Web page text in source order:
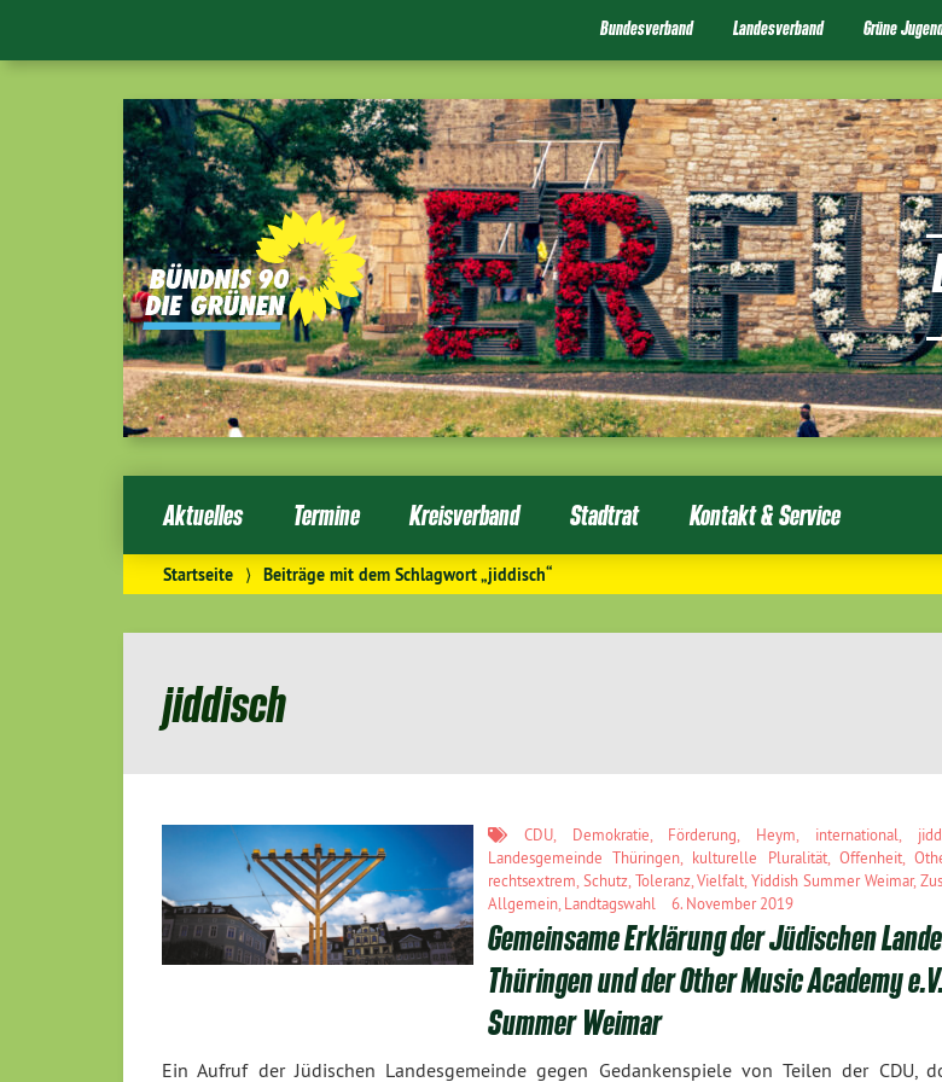
Bundesverband Landesverband Grüne
Aktuelles Termine Kreisverband Stadtrat Kontakt & Service
Startseite ⟩ Beiträge mit dem Schlagwort „jiddisch“
jiddisch
CDU, Demokratie Förderung Heym international
Landesgemeinde Thüringen, kulturelle Pluralität, Offenheit,
rechtsextrem Schutz, Toleranz,Vielfalt ,Yiddish Summer Weimar,
Allgemein, Landtagswahl 6. November 2019
Gemeinsame Erklärung der Jüdischen
Thüringen und der Other Music Academy
Summer Weimar
Ein Aufruf der Jüdischen Landesgemeinde gegen Gedankenspiele von Teilen der CDU,